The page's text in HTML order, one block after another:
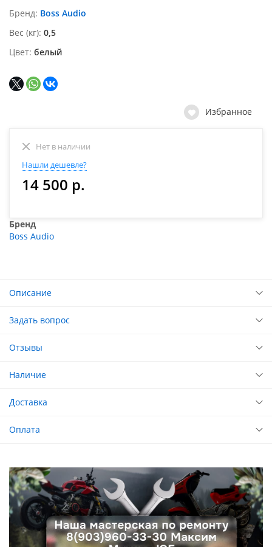
Бренд Boss Audio
Вес (кг) 0,5
Цвет белый
Избранное
Нет в наличии
Нашли дешевле?
14 500 р.
Бренд
Boss Audio
Описание
Задать вопрос
Отзывы
Наличие
Доставка
Оплата